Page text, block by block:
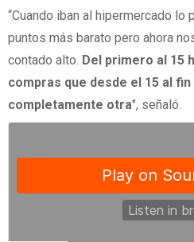
“Cuando iban al hipermercado lo
puntos más barato pero ahora
contado alto. Del primero al 15
compras que desde el 15 al
completamente otra", señaló.